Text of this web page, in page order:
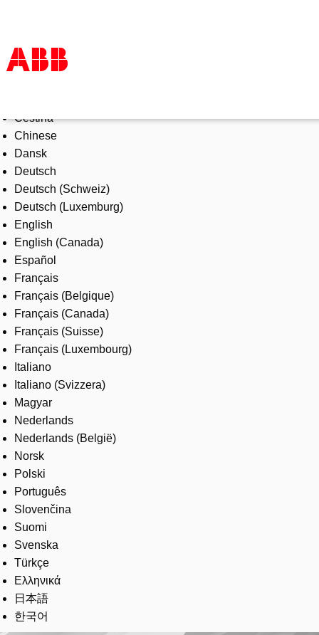
Products & Solutions
Industries
Services
About us
Where to buy
Contact us
Careers
Čeština
Chinese
Dansk
Deutsch
Deutsch (Schweiz)
Deutsch (Luxemburg)
English
English (Canada)
Español
Français
Français (Belgique)
Français (Canada)
Français (Suisse)
Français (Luxembourg)
Italiano
Italiano (Svizzera)
Magyar
Nederlands
Nederlands (België)
Norsk
Polski
Português
Slovenčina
Suomi
Svenska
Türkçe
Ελληνικά
日本語
한국어